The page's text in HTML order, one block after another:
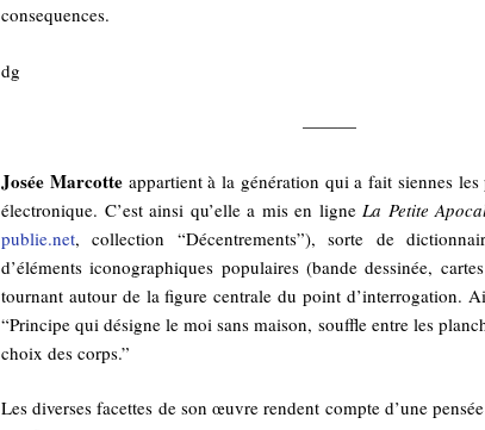
consequences.
dg
———
Josée Marcotteappartient à la génération qui a fait siennes les
électronique. C’est ainsi qu’elle a mis en ligne La Petite
publie.net, collection “Décentrements”), sorte de
d’éléments iconographiques populaires (bande dessinée,
tournant autour de la figure centrale du point d’interrogation.
“Principe qui désigne le moi sans maison, souffle entre les
choix des corps.”
Les diverses facettes de son œuvre rendent compte d’une